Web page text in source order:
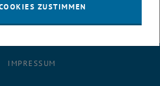
IMPRESSUM
ZUSTIMMEN